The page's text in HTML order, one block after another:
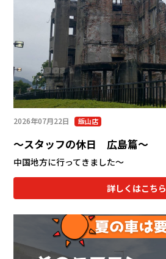
2026年07月22日 飯山店
～スタッフの休日 広島篇～
中国地方に行ってきました～
詳しくはこちら